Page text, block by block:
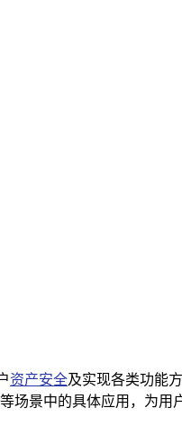
资产安全及实现各类功能
景中的具体应用，为用